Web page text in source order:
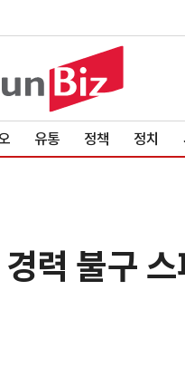
유통 정책 정치
력 불구